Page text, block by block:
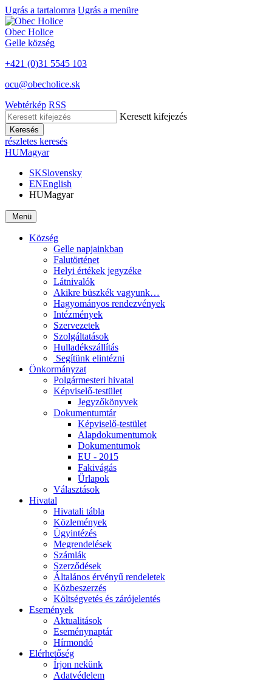
Ugrás a tartalomra Ugrás a menüre
Obec Holice
Gelle község
+421 (0)31 5545 103
ocu@obecholice.sk
Webtérkép RSS
Keresett kifejezés
Keresés
részletes keresés
HUMagyar
SKSlovensky
ENEnglish
HUMagyar
Menü
Község
Gelle napjainkban
Falutörténet
Helyi értékek jegyzéke
Látnivalók
Akikre büszkék vagyunk…
Hagyományos rendezvények
Intézmények
Szervezetek
Szolgáltatások
Hulladékszállítás
​​ Segítünk elintézni
Önkormányzat
Polgármesteri hivatal
Képviselő-testület
Jegyzőkönyvek
Dokumentumtár
Képviselő-testület
Alapdokumentumok
Dokumentumok
EU - 2015
Fakivágás
Űrlapok
Választások
Hivatal
Hivatali tábla
Közlemények
Ügyintézés
Megrendelések
Számlák
Szerződések
Általános érvényű rendeletek
Közbeszerzés
Költségvetés és zárójelentés
Események
Aktualitások
Eseménynaptár
Hírmondó
Elérhetőség
Írjon nekünk
Adatvédelem